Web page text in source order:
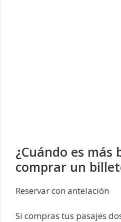
¿Cuándo es más
comprar un
Reservar con antelación
Si compras tus pasajes